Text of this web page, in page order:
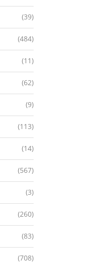
(39)
(484)
(11)
(62)
(9)
(113)
(14)
(567)
(3)
(260)
(83)
(708)